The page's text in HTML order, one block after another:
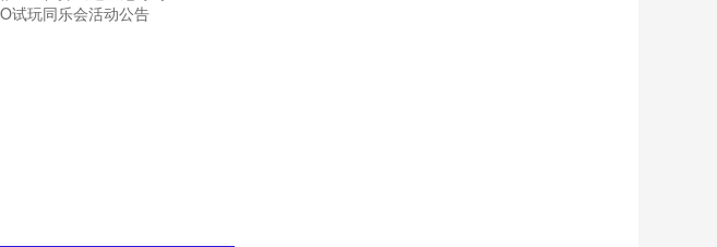
试玩同乐会活动公告